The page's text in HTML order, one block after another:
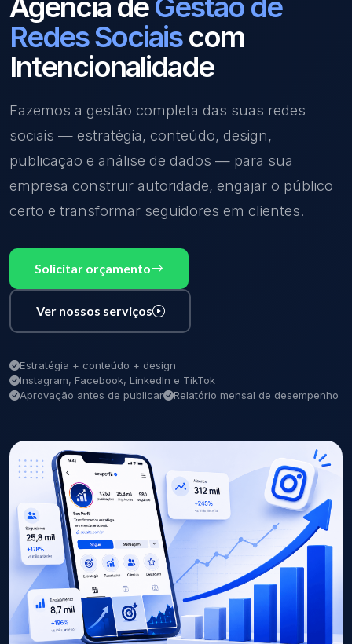
Redes Sociaiscom
Intencionalidade
Fazemos a gestão completa das suas redes
sociais — estratégia, conteúdo, design,
publicação e análise de dados — para sua
empresa construir autoridade, engajar o público
certo e transformar seguidores em clientes.
Solicitar orçamento
Ver nossos serviços
Estratégia + conteúdo + design
Instagram, Facebook, LinkedIn e TikTok
Aprovação antes de publicar
Relatório mensal de desempenho